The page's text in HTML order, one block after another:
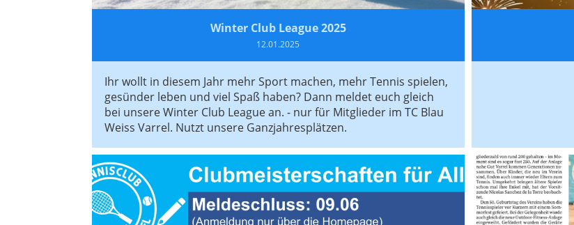
Winter Club League 2025
12.01.2025
Ihr wollt in diesem Jahr mehr Sport machen, mehr Tennis spielen,
gesünder leben und viel Spaß haben? Dann meldet euch gleich
bei unsere Winter Club League an. - nur für Mitglieder im TC Blau
Weiss Varrel. Nutzt unsere Ganzjahresplätzen.